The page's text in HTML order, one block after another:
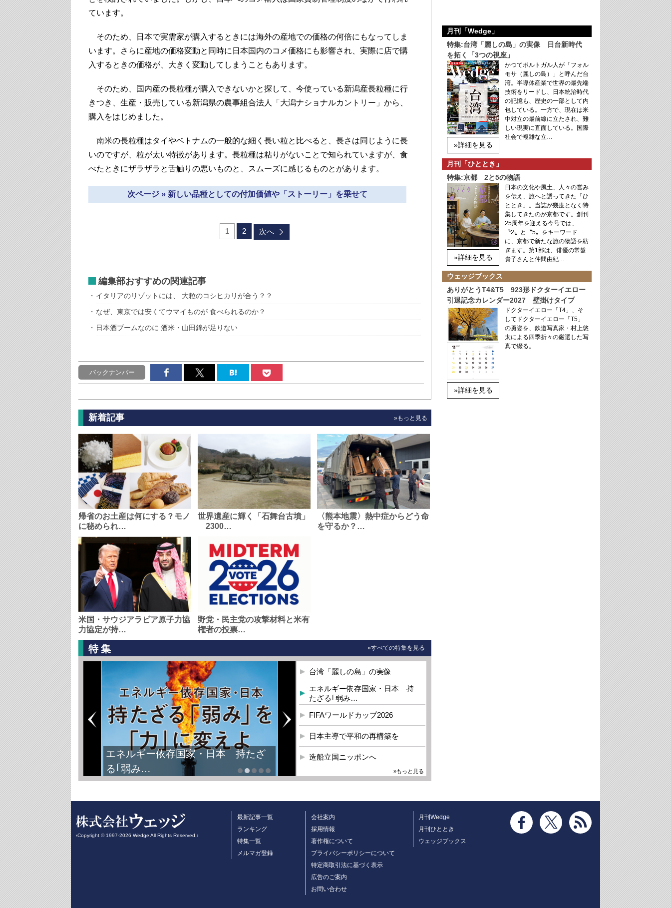
ています。
そのため、日本で実需家が購入するときには海外の産地での価格の何倍にもなってしま
います。さらに産地の価格変動と同時に日本国内のコメ価格にも影響され、実際に店で購
入するときの価格が、大きく変動してしまうこともあります。
そのため、国内産の長粒種が購入できないかと探して、今使っている新潟産長粒種に行
きつき、生産・販売している新潟県の農事組合法人「大潟ナショナルカントリー」から、
購入をはじめました。
南米の長粒種はタイやベトナムの一般的な細く長い粒と比べると、長さは同じように長
いのですが、粒が太い特徴があります。長粒種は粘りがないことで知られていますが、食
べたときにザラザラと舌触りの悪いものと、スムーズに感じるものとがあります。
次ページ » 新しい品種としての付加価値や「ストーリー」を乗せて
1 2 次へ
編集部おすすめの関連記事
イタリアのリゾットには、 大粒のコシヒカリが合う？？
なぜ、東京では安くてウマイものが 食べられるのか？
日本酒ブームなのに 酒米・山田錦が足りない
バックナンバー
新着記事 »もっと見る
帰省のお土産は何にする？モノ
に秘められ…
世界遺産に輝く「石舞台古墳」
2300…
〈熊本地震〉熱中症からどう命
を守るか？…
米国・サウジアラビア原子力協
力協定が持…
野党・民主党の攻撃材料と米有
権者の投票…
特集 »すべての特集を見る
エネルギー依存国家・日本 持たざ
る｢弱み…
台湾「麗しの島」の実像
エネルギー依存国家・日本 持
たざる｢弱み…
FIFAワールドカップ2026
日本主導で平和の再構築を
造船立国ニッポンへ
»もっと見る
月刊「Wedge」
特集:台湾「麗しの島」の実像 日台新時代
を拓く「3つの視座」
»詳細を見る
かつてポルトガル人が「フォル
モサ（麗しの島）」と呼んだ台
湾。半導体産業で世界の最先端
技術をリードし、日本統治時代
の記憶も、歴史の一部として内
包している。一方で、現在は米
中対立の最前線に立たされ、難
しい現実に直面している。国際
社会で複雑な立…
月刊「ひととき」
特集:京都 2と5の物語
»詳細を見る
日本の文化や風土、人々の営み
を伝え、旅へと誘ってきた「ひ
ととき」。当誌が幾度となく特
集してきたのが京都です。創刊
25周年を迎える今号では、
〝2〟と〝5〟をキーワード
に、京都で新たな旅の物語を紡
ぎます。第1部は、俳優の常盤
貴子さんと仲間由紀…
ウェッジブックス
ありがとうT4&T5 923形ドクターイエロー
引退記念カレンダー2027 壁掛けタイプ
»詳細を見る
ドクターイエロー「T4」、そ
してドクターイエロー「T5」
の勇姿を、鉄道写真家・村上悠
太による四季折々の厳選した写
真で綴る。
‹Copyright © 1997-2026 Wedge All Rights Reserved.›
最新記事一覧
ランキング
特集一覧
メルマガ登録
会社案内
採用情報
著作権について
プライバシーポリシーについて
特定商取引法に基づく表示
広告のご案内
お問い合わせ
月刊Wedge
月刊ひととき
ウェッジブックス